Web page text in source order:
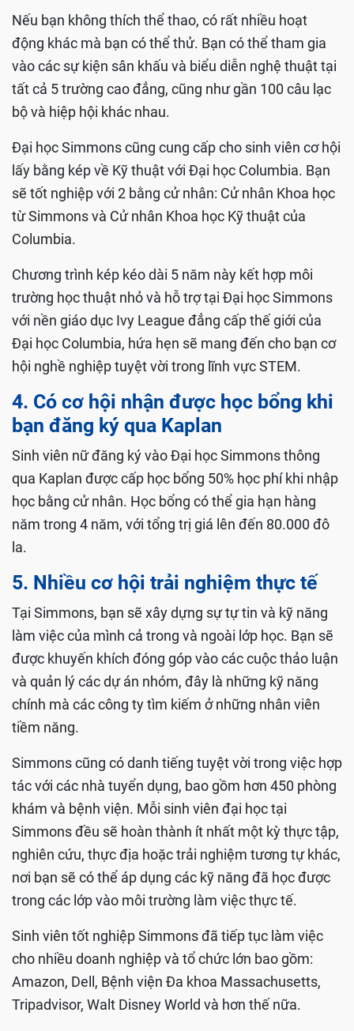
Nếu bạn không thích thể thao, có rất nhiều hoạt
động khác mà bạn có thể thử. Bạn có thể tham gia
vào các sự kiện sân khấu và biểu diễn nghệ thuật tại
tất cả 5 trường cao đẳng, cũng như gần 100 câu lạc
bộ và hiệp hội khác nhau.
Đại học Simmons cũng cung cấp cho sinh viên cơ hội
lấy bằng kép về Kỹ thuật với Đại học Columbia. Bạn
sẽ tốt nghiệp với 2 bằng cử nhân: Cử nhân Khoa học
từ Simmons và Cử nhân Khoa học Kỹ thuật của
Columbia.
Chương trình kép kéo dài 5 năm này kết hợp môi
trường học thuật nhỏ và hỗ trợ tại Đại học Simmons
với nền giáo dục Ivy League đẳng cấp thế giới của
Đại học Columbia, hứa hẹn sẽ mang đến cho bạn cơ
hội nghề nghiệp tuyệt vời trong lĩnh vực STEM.
4. Có cơ hội nhận được học bổng khi
bạn đăng ký qua Kaplan
Sinh viên nữ đăng ký vào Đại học Simmons thông
qua Kaplan được cấp học bổng 50% học phí khi nhập
học bằng cử nhân. Học bổng có thể gia hạn hàng
năm trong 4 năm, với tổng trị giá lên đến 80.000 đô
la.
5. Nhiều cơ hội trải nghiệm thực tế
Tại Simmons, bạn sẽ xây dựng sự tự tin và kỹ năng
làm việc của mình cả trong và ngoài lớp học. Bạn sẽ
được khuyến khích đóng góp vào các cuộc thảo luận
và quản lý các dự án nhóm, đây là những kỹ năng
chính mà các công ty tìm kiếm ở những nhân viên
tiềm năng.
Simmons cũng có danh tiếng tuyệt vời trong việc hợp
tác với các nhà tuyển dụng, bao gồm hơn 450 phòng
khám và bệnh viện. Mỗi sinh viên đại học tại
Simmons đều sẽ hoàn thành ít nhất một kỳ thực tập,
nghiên cứu, thực địa hoặc trải nghiệm tương tự khác,
nơi bạn sẽ có thể áp dụng các kỹ năng đã học được
trong các lớp vào môi trường làm việc thực tế.
Sinh viên tốt nghiệp Simmons đã tiếp tục làm việc
cho nhiều doanh nghiệp và tổ chức lớn bao gồm:
Amazon, Dell, Bệnh viện Đa khoa Massachusetts,
Tripadvisor, Walt Disney World và hơn thế nữa.